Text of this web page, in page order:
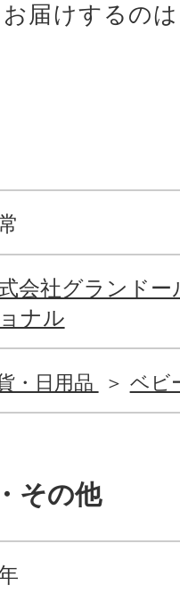
届けするの
会社グランド
ナル
・日用品 ベビ
その他